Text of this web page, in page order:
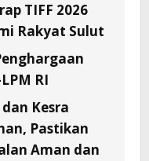
TIFF 2026
Rakyat Sulut
RI
Kesra
Pastikan
Aman dan